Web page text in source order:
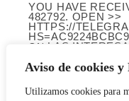
Aviso de cookies
Utilizamos cookies para
YOU HAVE
482792. OPEN >>
HTTPS://
ON LAS